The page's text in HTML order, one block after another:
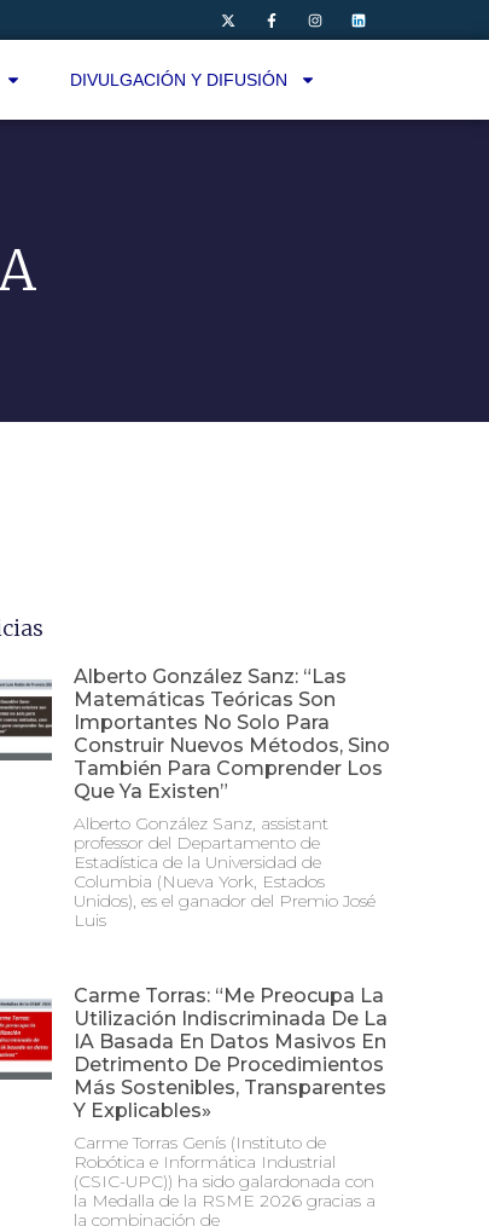
DIVULGACIÓN Y DIFUSIÓN
Alberto González Sanz: “Las
Matemáticas Teóricas Son
Importantes No Solo Para
Construir Nuevos Métodos, Sino
También Para Comprender Los
Que Ya Existen”
Alberto González Sanz, assistant
professor del Departamento de
Estadística de la Universidad de
Columbia (Nueva York, Estados
Unidos), es el ganador del Premio José
Luis
Carme Torras: “Me Preocupa La
Utilización Indiscriminada De La
IA Basada En Datos Masivos En
Detrimento De Procedimientos
Más Sostenibles, Transparentes
Y Explicables»
Carme Torras Genís (Instituto de
Robótica e Informática Industrial
(CSIC-UPC)) ha sido galardonada con
la Medalla de la RSME 2026 gracias a
la combinación de